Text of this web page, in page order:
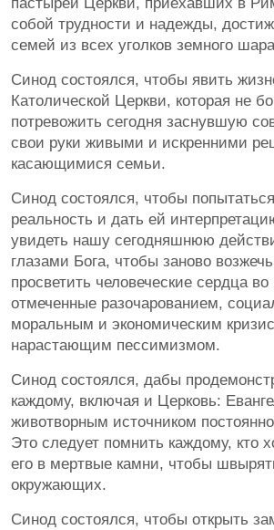
собой трудности и надежды,
семей из всех уголков земного
Синод состоялся, чтобы явить
Католической Церкви, которая не
потревожить сегодня заснувшую
свои руки живыми и искренними
касающимися семьи.
Синод состоялся, чтобы
реальность и дать ей
увидеть нашу сегодняшнюю
глазами Бога, чтобы заново
просветить человеческие сердца
отмеченные разочарованием,
моральным и экономическим
нарастающим пессимизмом.
Синод состоялся, дабы
каждому, включая и Церковь:
животворным источником
Это следует помнить каждому, кто
его в мертвые камни, чтобы
окружающих.
Синод состоялся, чтобы открыть